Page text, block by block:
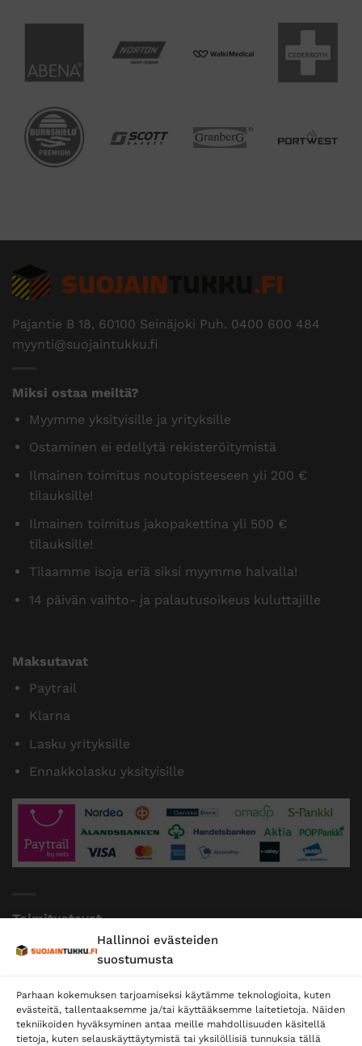
Hallinnoi evästeiden
suostumusta
Parhaan kokemuksen tarjoamiseksi käytämme teknologioita, kuten
evästeitä, tallentaaksemme ja/tai käyttääksemme laitetietoja. Näiden
tekniikoiden hyväksyminen antaa meille mahdollisuuden käsitellä
tietoja, kuten selauskäyttäytymistä tai yksilöllisiä tunnuksia tällä
Pajantie B 18, 60100 Seinäjoki Puh. 0400 600 484
myynti@suojaintukku.fi
Miksi ostaa meiltä?
Myymme yksityisille ja yrityksille
Ostaminen ei edellytä rekisteröitymistä
Ilmainen toimitus noutopisteeseen yli 200 €
tilauksille!
Ilmainen toimitus jakopakettina yli 500 €
tilauksille!
Tilaamme isoja eriä siksi myymme halvalla!
14 päivän vaihto- ja palautusoikeus kuluttajille
Maksutavat
Paytrail
Klarna
Lasku yrityksille
Ennakkolasku yksityisille
Toimitustavat
Posti
Postnord